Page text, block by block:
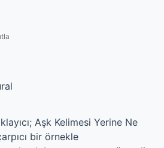
Aşk Kelimesi Yerine Ne
bir örnekle